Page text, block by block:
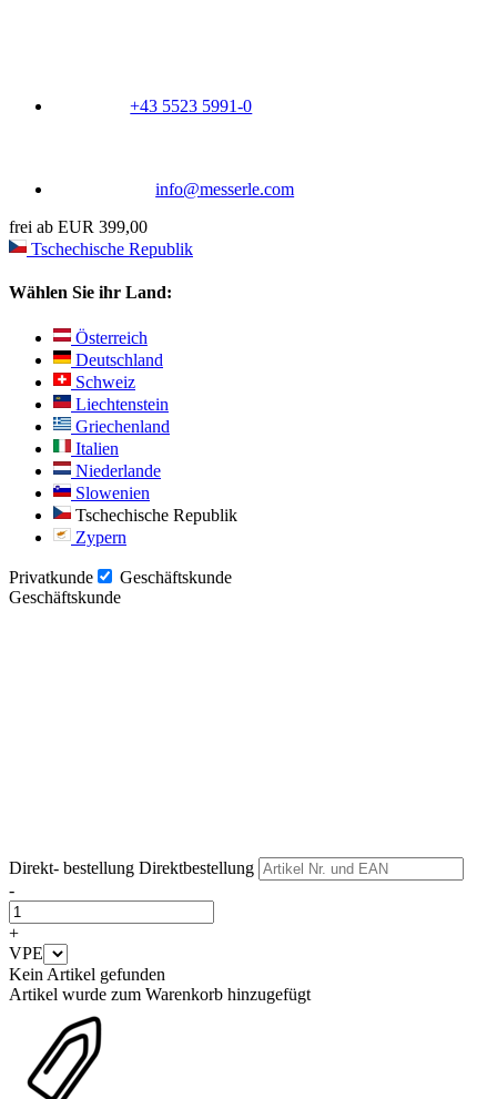
+43 5523 5991-0
info@messerle.com
frei ab EUR 399,00
Tschechische Republik
Wählen Sie ihr Land:
Österreich
Deutschland
Schweiz
Liechtenstein
Griechenland
Italien
Niederlande
Slowenien
Tschechische Republik
Zypern
Privatkunde
Geschäftskunde
Geschäftskunde
Direkt- bestellung Direktbestellung
-
+
VPE
Kein Artikel gefunden
Artikel wurde zum Warenkorb hinzugefügt